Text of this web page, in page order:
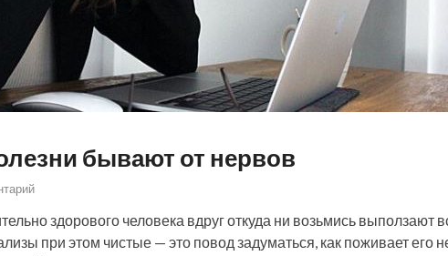
бывают от нервов
здорового человека вдруг откуда ни возьмись выползают
при этом чистые — это повод задуматься, как поживает его